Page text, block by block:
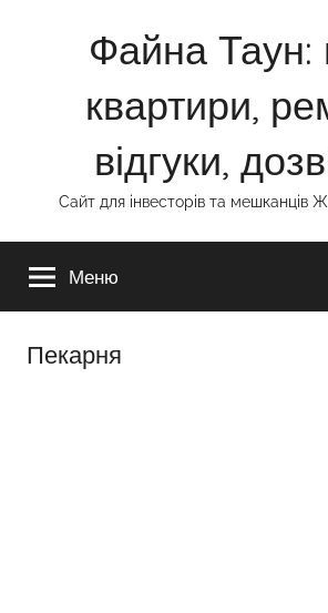
Файна Таун:
квартири,
відгуки,
Сайт для інвесторів та мешканців
Меню
Пекарня